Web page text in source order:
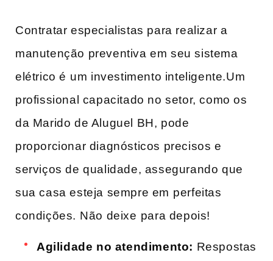
Contratar especialistas para realizar a
manutenção preventiva em seu sistema
elétrico é ⁤um investimento inteligente.Um⁤
profissional capacitado​ no setor, como os
da Marido de Aluguel BH, pode
proporcionar diagnósticos precisos e
serviços de qualidade, assegurando‍ que
sua casa esteja sempre em ⁢perfeitas⁤
condições. ⁤Não ​deixe⁢ para depois!
Agilidade no atendimento: Respostas‌